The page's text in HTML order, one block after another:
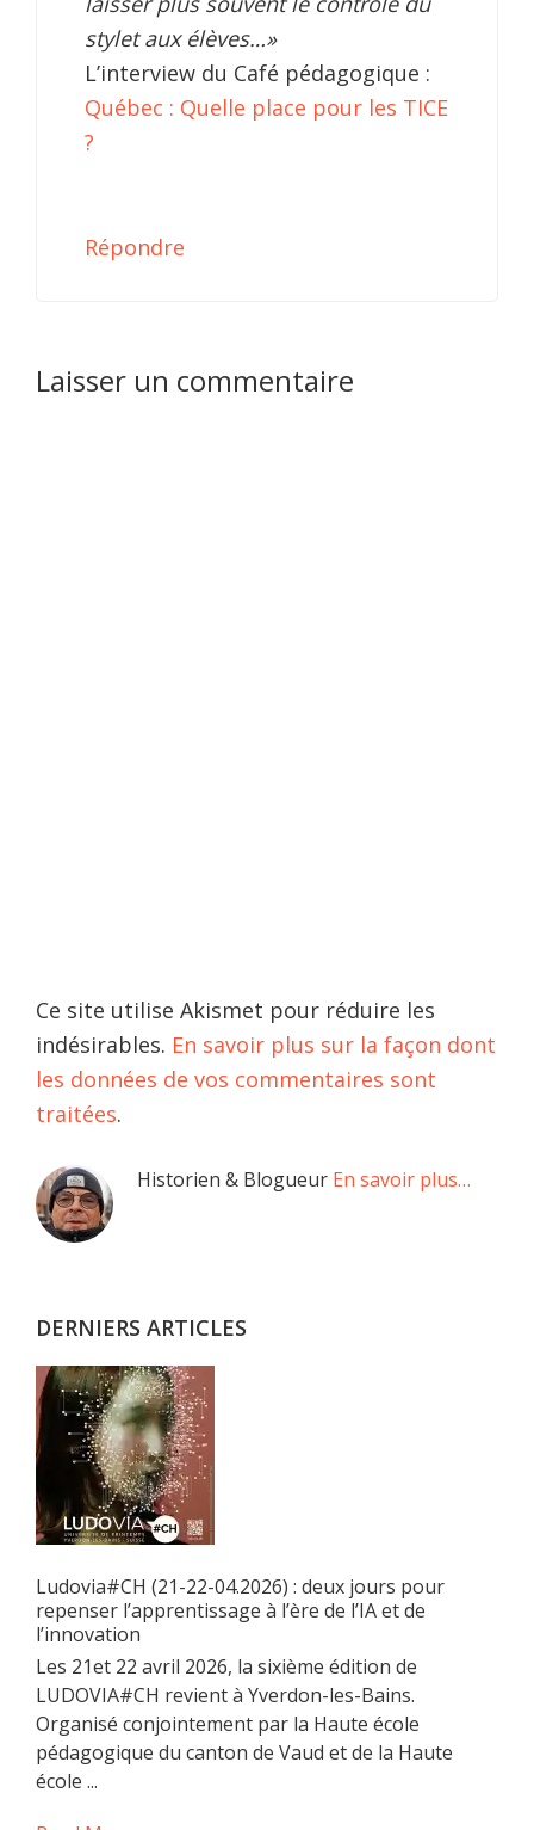
stylet aux élèves…»
L’interview du Café pédagogique :
Québec : Quelle place pour les TICE
?
Répondre
Laisser un commentaire
Ce site utilise Akismet pour réduire les
indésirables. En savoir plus sur la façon dont
les données de vos commentaires sont
traitées.
Barre
latérale
Historien & Blogueur En savoir plus…
DERNIERS ARTICLES
Ludovia#CH (21-22-04.2026) : deux jours pour
repenser l’apprentissage à l’ère de l’IA et de
l’innovation
Les 21et 22 avril 2026, la sixième édition de
LUDOVIA#CH revient à Yverdon-les-Bains.
Organisé conjointement par la Haute école
pédagogique du canton de Vaud et de la Haute
école ...